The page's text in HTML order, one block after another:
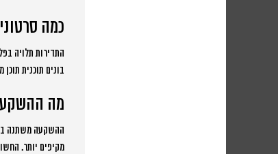
כמה
בונים תוכנית
מה
ההשקעה משתנה
מקיפים יותר.